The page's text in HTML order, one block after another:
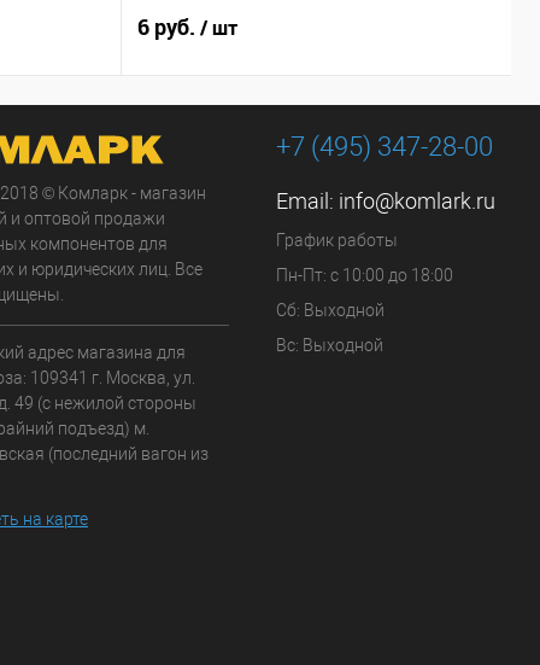
6 руб. / шт
© Комларк - магазин
и оптовой продажи
компонентов для
и юридических лиц. Все
адрес магазина для
109341 г. Москва, ул.
49 (с нежилой стороны
подъезд) м.
(последний вагон из
на карте
+7 (495) 347-28-00
Email: info@komlark.ru
График работы
Пн-Пт: с 10:00 до 18:00
Сб: Выходной
Вс: Выходной